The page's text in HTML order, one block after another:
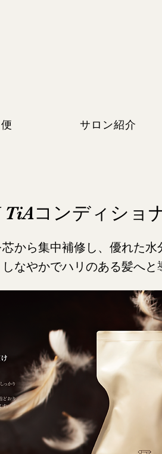
サロン紹介
TiAコンディショ
から集中補修し、優れた
なやかでハリのある髪へ